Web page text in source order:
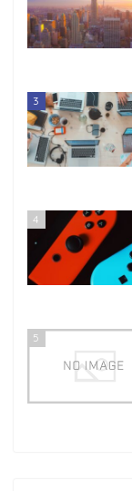
3
4
5